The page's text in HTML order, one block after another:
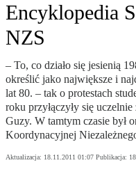
Encyklopedia
NZS
– To, co działo się jesienią
określić jako największe i
lat 80. – tak o protestach
roku przyłączyły się
Guzy. W tamtym czasie był
Koordynacyjnej
Aktualizacja: 18.11.2011 01:07 Publikacja: